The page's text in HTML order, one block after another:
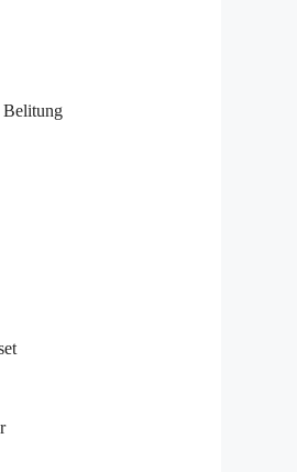
Belitung